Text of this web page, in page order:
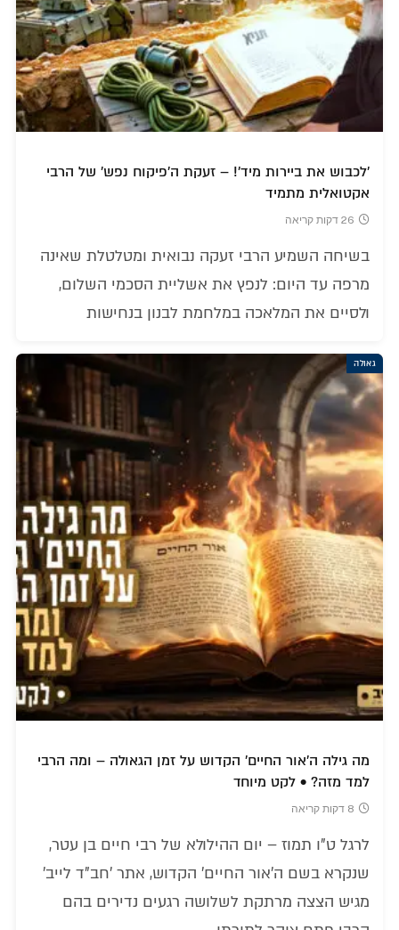
'לכבוש את ביירות מיד'! – זעקת ה'פיקוח נפש' של הרבי
אקטואלית מתמיד
26 דקות קריאה
בשיחה השמיע הרבי זעקה נבואית ומטלטלת שאינה
מרפה עד היום: לנפץ את אשליית הסכמי השלום,
ולסיים את המלאכה במלחמת לבנון בנחישות
גאולה
מה גילה ה'אור החיים' הקדוש על זמן הגאולה – ומה הרבי
למד מזה? • לקט מיוחד
8 דקות קריאה
לרגל ט"ו תמוז – יום ההילולא של רבי חיים בן עטר,
שנקרא בשם ה'אור החיים' הקדוש, אתר 'חב"ד לייב'
מגיש הצצה מרתקת לשלושה רגעים נדירים בהם